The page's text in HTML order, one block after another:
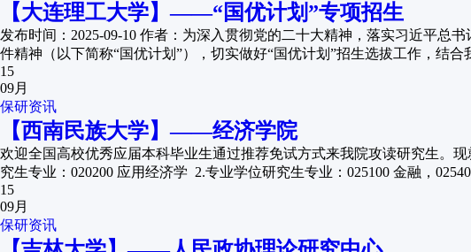
【大连理工大学】——“国优计划”专项招生
发布时间：2025-09-10 作者：为深入贯彻党的二十大精神，落实习近平总
件精神（以下简称“国优计划”），切实做好“国优计划”招生选拔工作，结
15
09月
保研资讯
【西南民族大学】——经济学院
欢迎全国高校优秀应届本科毕业生通过推荐免试方式来我院攻读研究生。
究生专业：020200 应用经济学 2.专业学位研究生专业：025100 金融，
15
09月
保研资讯